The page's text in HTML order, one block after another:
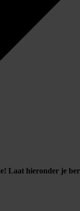
Laat hieronder je